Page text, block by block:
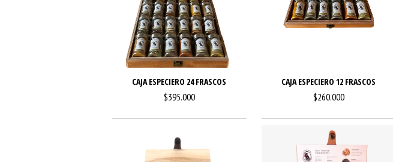
CAJA ESPECIERO 24 FRASCOS
$395.000
CAJA ESPECIERO 12 FRASCOS
$260.000